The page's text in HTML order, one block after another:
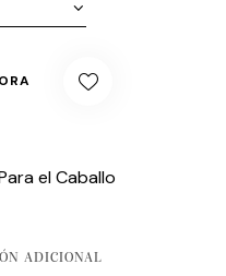
el Caballo
ADICIONAL